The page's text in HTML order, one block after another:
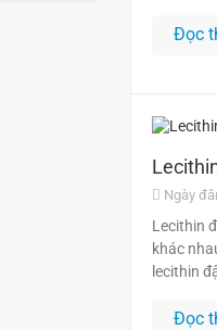
Đọc
Ngày
Lecithin
khác
lecithin
Đọc